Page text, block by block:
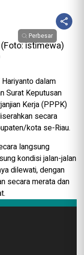
Perbesar
dalam
Surat Keputusan
Kerja (PPPK)
secara
kota se-Riau.
langsung
kondisi jalan-jalan
dilewati, dengan
secara merata dan